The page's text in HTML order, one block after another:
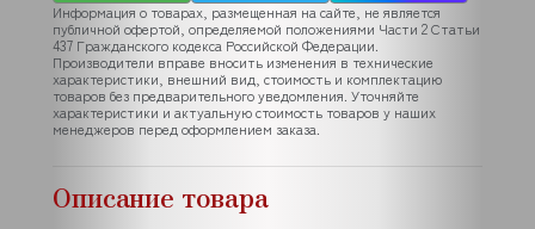
Информация о товарах, размещенная на сайте, не является
публичной офертой, определяемой положениями Части 2 Статьи
437 Гражданского кодекса Российской Федерации.
Производители вправе вносить изменения в технические
характеристики, внешний вид, стоимость и комплектацию
товаров без предварительного уведомления. Уточняйте
характеристики и актуальную стоимость товаров у наших
менеджеров перед оформлением заказа.
Описание товара